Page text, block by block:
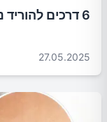
6 דרכים להוריד נפיחות בבטן תוך 24 שעות
27.05.2025